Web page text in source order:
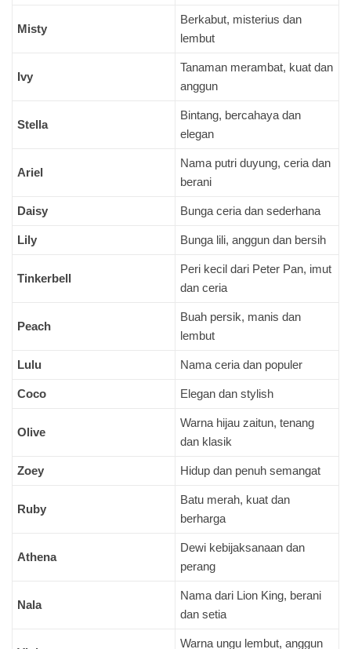
Misty
Berkabut, misterius dan
lembut
Ivy
Tanaman merambat, kuat dan
anggun
Stella
Bintang, bercahaya dan
elegan
Ariel
Nama putri duyung, ceria dan
berani
Daisy Bunga ceria dan sederhana
Lily Bunga lili, anggun dan bersih
Tinkerbell
Peri kecil dari Peter Pan, imut
dan ceria
Peach
Buah persik, manis dan
lembut
Lulu Nama ceria dan populer
Coco Elegan dan stylish
Olive
Warna hijau zaitun, tenang
dan klasik
Zoey Hidup dan penuh semangat
Ruby
Batu merah, kuat dan
berharga
Athena
Dewi kebijaksanaan dan
perang
Nala
Nama dari Lion King, berani
dan setia
Warna ungu lembut, anggun